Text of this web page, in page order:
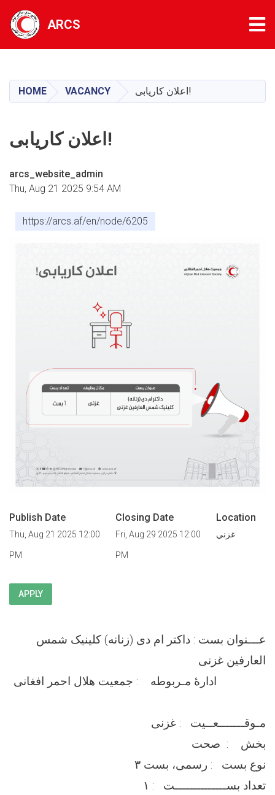
main
content
ARCS
HOME VACANCY اعلان کاریابی!
اعلان کاریابی!
arcs_website_admin
Thu, Aug 21 2025 9:54 AM
https://arcs.af/en/node/6205
Publish Date
Thu, Aug 21 2025 12:00
PM
Closing Date
Fri, Aug 29 2025 12:00
PM
Location
غزني
APPLY
عـــنوان بست : داکتر ام دی (زنانه) کلینیک شمس
العارفین غزنى
ادارۀ مـربوطه : جمعیت هلال احمر افغانی
مـوقـــــــعــيت : غزنى
بخش : صحت
نوع بست : رسمی، بست ۳
تعداد بســــــــــــــت : ۱